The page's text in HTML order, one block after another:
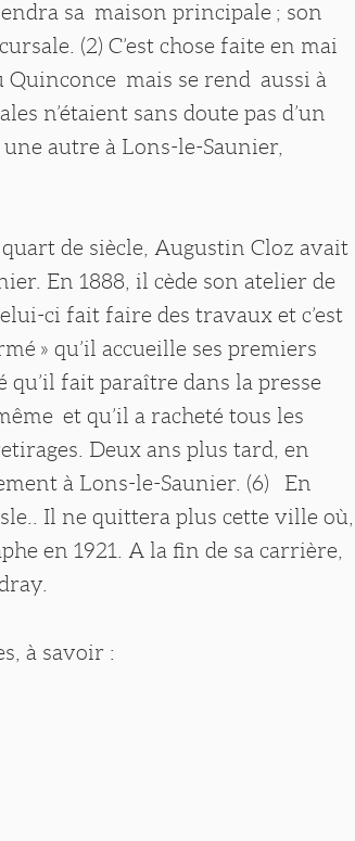
sa maison principale ; son
(2) C’est chose faite en mai
Quinconce mais se rend aussi à
n’étaient sans doute pas d’un
autre à Lons-le-Saunier,
de siècle, Augustin Cloz avait
En 1888, il cède son atelier de
ci fait faire des travaux et c’est
» qu’il accueille ses premiers
fait paraître dans la presse
et qu’il a racheté tous les
Deux ans plus tard, en
à Lons-le-Saunier. (6) En
Il ne quittera plus cette ville où,
en 1921. A la fin de sa carrière,
à savoir :